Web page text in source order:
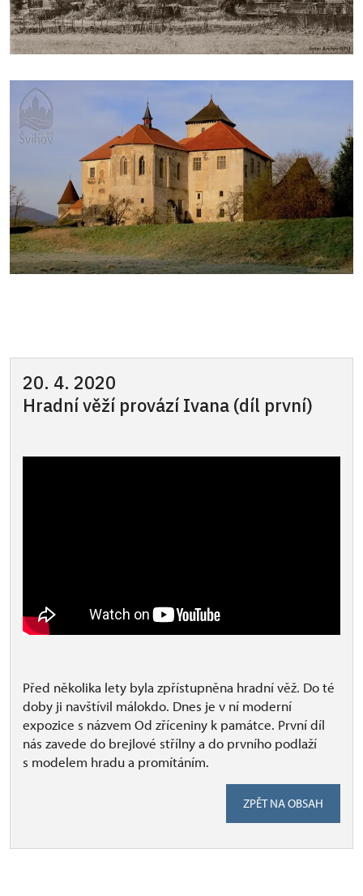
20. 4. 2020
Hradní věží provází Ivana (díl první)
Před několika lety byla zpřístupněna hradní věž. Do té
doby ji navštívil málokdo. Dnes je v ní moderní
expozice s názvem Od zříceniny k památce. První díl
nás zavede do brejlové střílny a do prvního podlaží
s modelem hradu a promítáním.
ZPĚT NA OBSAH